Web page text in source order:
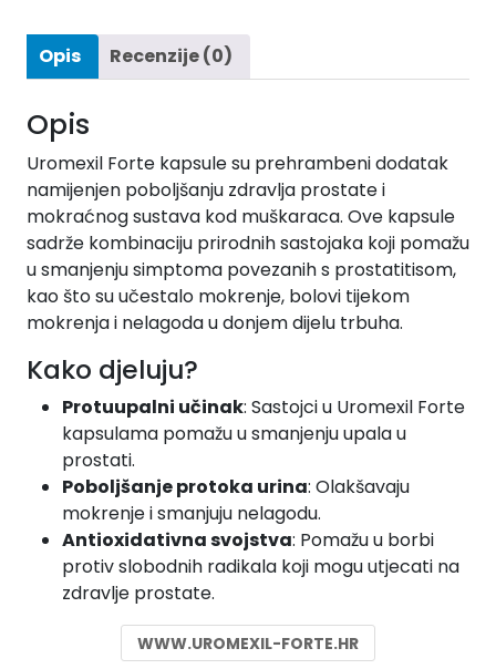
Opis Recenzije (0)
Opis
Uromexil Forte kapsule su prehrambeni dodatak
namijenjen poboljšanju zdravlja prostate i
mokraćnog sustava kod muškaraca. Ove kapsule
sadrže kombinaciju prirodnih sastojaka koji pomažu
u smanjenju simptoma povezanih s prostatitisom,
kao što su učestalo mokrenje, bolovi tijekom
mokrenja i nelagoda u donjem dijelu trbuha.
Kako djeluju?
Protuupalni učinak: Sastojci u Uromexil Forte
kapsulama pomažu u smanjenju upala u
prostati.
Poboljšanje protoka urina: Olakšavaju
mokrenje i smanjuju nelagodu.
Antioxidativna svojstva: Pomažu u borbi
protiv slobodnih radikala koji mogu utjecati na
zdravlje prostate.
WWW.UROMEXIL-FORTE.HR